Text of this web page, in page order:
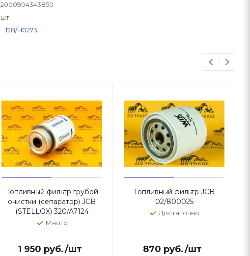
2000904343850
шт
128/H0273
Топливный фильтр грубой
очистки (сепаратор) JCB
(STELLOX) 320/A7124
Много
1 950 руб./шт
Топливный фильтр JCB
02/800025
Достаточно
870 руб./шт